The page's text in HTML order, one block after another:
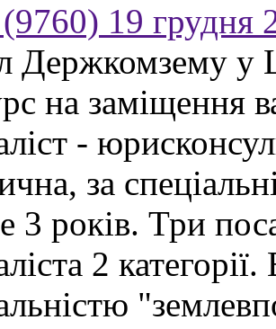
19 грудня
Держкомзему у
на заміщення
-
за
років. Три
2